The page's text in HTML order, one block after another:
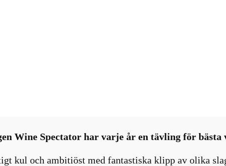
Wine Spectator har varje år en tävling för bästa
kul och ambitiöst med fantastiska klipp av olika